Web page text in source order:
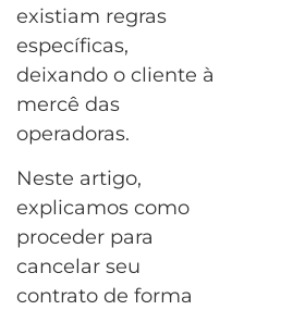
existiam regras
específicas,
deixando o cliente à
mercê das
operadoras.
Neste artigo,
explicamos como
proceder para
cancelar seu
contrato de forma